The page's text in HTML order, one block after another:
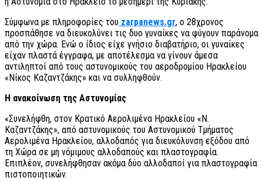
Σύμφωνα με πληροφορίες του zarpanews.gr, ο 28χρονος
προσπάθησε να διευκολύνει τις δυο γυναίκες να φύγουν παράνομα
από την χώρα. Ενώ ο ίδιος είχε γνήσιο διαβατήριο, οι γυναίκες
είχαν πλαστά έγγραφα, με αποτέλεσμα να γίνουν άμεσα
αντιληπτοί από τους αστυνομικούς του αεροδρομίου Ηρακλείου
«Νίκος Καζαντζάκης» και να συλληφθούν.
Η ανακοίνωση της Αστυνομίας
«Συνελήφθη, στον Κρατικό Αερολιμένα Ηρακλείου «Ν.
Καζαντζάκης», από αστυνομικούς του Αστυνομικού Τμήματος
Αερολιμένα Ηρακλείου, αλλοδαπός για διευκόλυνση εξόδου από
τη Χώρα σε μη νόμιμους αλλοδαπούς και πλαστογραφία.
Επιπλέον, συνελήφθησαν ακόμα δύο αλλοδαποί για πλαστογραφία
πιστοποιητικών.